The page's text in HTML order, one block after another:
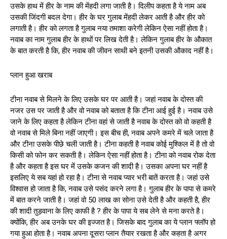
उसके हाथ में हीर के नाम की मेंहदी लगा जाती है। दिलीप कहता है ये नाम अब
उसकी जिंदगी बदल देगा। हीर के घर गुलाब मेंहदी लेकर आती है और हीर को
लगाती है। हीर को लगता है गुलाब नया तमाशा करेगी लेकिन ऐसा नहीं होता है।
नवाब का नाम गुलाब हीर के हाथों पर लिख देती है। लेकिन गुलाब हीर के औकात
के बात करती है कि, हीर नवाब की जीवन साथी बने इतनी उसकी औकाद नहीं है।
प्लान हुआ खराब
टीना नवाब से मिलने के लिए उसके घर पर आती है। जहां नवाब के दोस्त की
नजर उस पर जाती है और वो नवाब को बताता है कि टीना आई हुई है। नवाब उसे
जाने के लिए कहता है लेकिन टीना वहां से जाती है नवाब के दोस्त को वो कहती है
वो नवाब से मिले बिना नहीं जाएगी। इस बीच ही, नवाब अपने कमरे में चले जाता है
और टीना उसके पीछे चली जाती है। टीना कहती है नवाब कोई मुश्किल में है तो वो
किसी को फोन कर सकती है। लेकिन ऐसा नहीं होता है। टीना को नवाब रोक देता
है और कहता है इस घर में उसके कजन की शादी है। उसका अपना घर नहीं है
इसलिए ये सब यहां हो रहा है। टीना से नवाब प्यार भरी बातें करता है। जहां उसे
विश्वास हो जाता है कि, नवाब उसे पसंद करने लगा है। गुलाब हीर के पापा से कमरे
में बात करने जाती है। जहां वो 50 लाख का सोना उसे देती है और कहती है, हीर
की शादी तुड़वाना के लिए काफी है ? हीर के पापा ये सब लेने से मना करते है।
क्योंकि, हीर अब उनके घर की इज्जत है। जिसके बाद गुलाब का ये प्लान फ्लॉप हो
गया हुआ होता है। नवाब अपना दूसरा प्लान तैयार रखता है और कहता है अगर